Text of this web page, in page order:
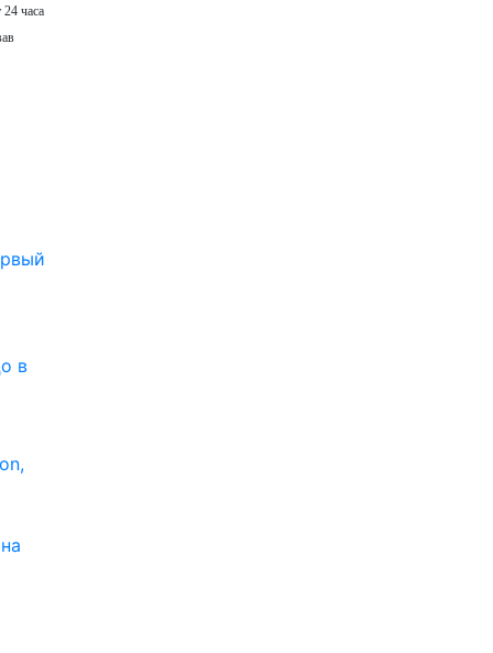
часа
в